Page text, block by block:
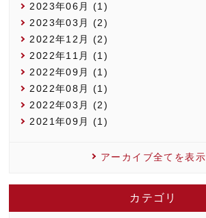
2023年06月 (1)
2023年03月 (2)
2022年12月 (2)
2022年11月 (1)
2022年09月 (1)
2022年08月 (1)
2022年03月 (2)
2021年09月 (1)
アーカイブ全てを表示
カテゴリ